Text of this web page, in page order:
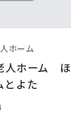
ホーム
人ホーム ほ
とよた